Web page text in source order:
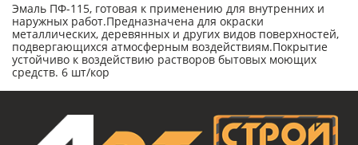
Эмаль ПФ-115, готовая к применению для внутренних и
наружных работ.Предназначена для окраски
металлических, деревянных и других видов поверхностей,
подвергающихся атмосферным воздействиям.Покрытие
устойчиво к воздействию растворов бытовых моющих
средств. 6 шт/кор